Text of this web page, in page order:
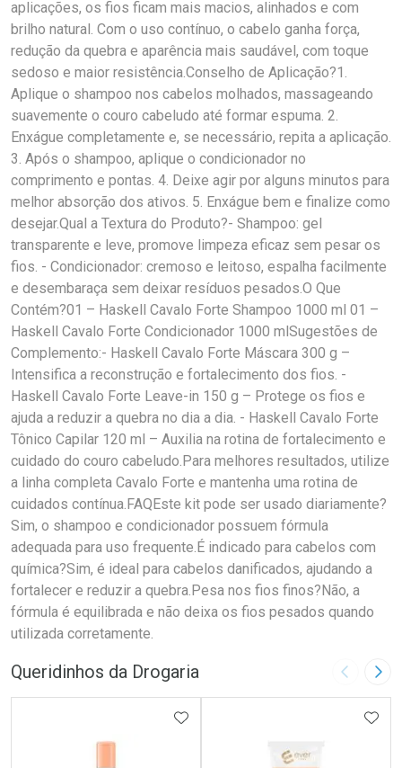
aplicações, os fios ficam mais macios, alinhados e com
brilho natural. Com o uso contínuo, o cabelo ganha força,
redução da quebra e aparência mais saudável, com toque
sedoso e maior resistência.Conselho de Aplicação?1.
Aplique o shampoo nos cabelos molhados, massageando
suavemente o couro cabeludo até formar espuma. 2.
Enxágue completamente e, se necessário, repita a aplicação.
3. Após o shampoo, aplique o condicionador no
comprimento e pontas. 4. Deixe agir por alguns minutos para
melhor absorção dos ativos. 5. Enxágue bem e finalize como
desejar.Qual a Textura do Produto?- Shampoo: gel
transparente e leve, promove limpeza eficaz sem pesar os
fios. - Condicionador: cremoso e leitoso, espalha facilmente
e desembaraça sem deixar resíduos pesados.O Que
Contém?01 – Haskell Cavalo Forte Shampoo 1000 ml 01 –
Haskell Cavalo Forte Condicionador 1000 mlSugestões de
Complemento:- Haskell Cavalo Forte Máscara 300 g –
Intensifica a reconstrução e fortalecimento dos fios. -
Haskell Cavalo Forte Leave-in 150 g – Protege os fios e
ajuda a reduzir a quebra no dia a dia. - Haskell Cavalo Forte
Tônico Capilar 120 ml – Auxilia na rotina de fortalecimento e
cuidado do couro cabeludo.Para melhores resultados, utilize
a linha completa Cavalo Forte e mantenha uma rotina de
cuidados contínua.FAQEste kit pode ser usado diariamente?
Sim, o shampoo e condicionador possuem fórmula
adequada para uso frequente.É indicado para cabelos com
química?Sim, é ideal para cabelos danificados, ajudando a
fortalecer e reduzir a quebra.Pesa nos fios finos?Não, a
fórmula é equilibrada e não deixa os fios pesados quando
utilizada corretamente.
Queridinhos da Drogaria Imagem
ADICIONAR AOS FAVORITOS